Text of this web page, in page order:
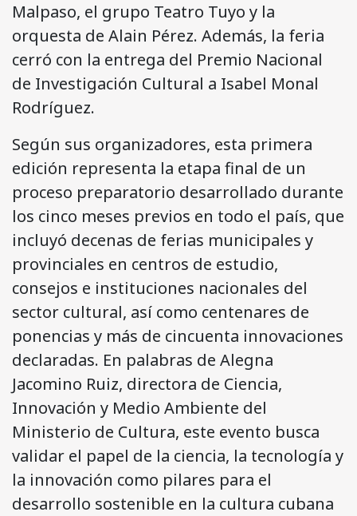
Malpaso, el grupo Teatro Tuyo y la
orquesta de Alain Pérez. Además, la feria
cerró con la entrega del Premio Nacional
de Investigación Cultural a Isabel Monal
Rodríguez.
Según sus organizadores, esta primera
edición representa la etapa final de un
proceso preparatorio desarrollado durante
los cinco meses previos en todo el país, que
incluyó decenas de ferias municipales y
provinciales en centros de estudio,
consejos e instituciones nacionales del
sector cultural, así como centenares de
ponencias y más de cincuenta innovaciones
declaradas. En palabras de Alegna
Jacomino Ruiz, directora de Ciencia,
Innovación y Medio Ambiente del
Ministerio de Cultura, este evento busca
validar el papel de la ciencia, la tecnología y
la innovación como pilares para el
desarrollo sostenible en la cultura cubana